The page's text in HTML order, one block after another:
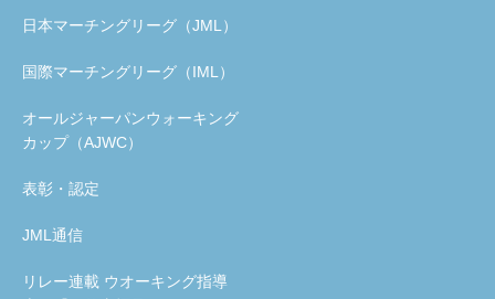
日本マーチングリーグ（JML）
国際マーチングリーグ（IML）
オールジャーパンウォーキング
カップ（AJWC）
表彰・認定
JML通信
リレー連載 ウオーキング指導